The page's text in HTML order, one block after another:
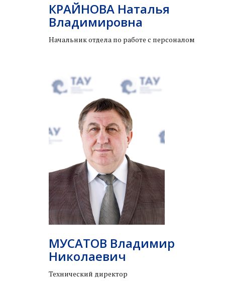
КРАЙНОВА Наталья
Владимировна
Начальник отдела по работе с персоналом
МУСАТОВ Владимир
Николаевич
Технический директор